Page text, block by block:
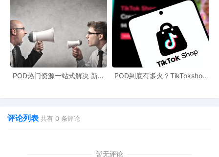
POD热门资源一站式解决 新手
POD到底有多火？TikTokshop
评论列表 共有 0 条评论
暂无评论